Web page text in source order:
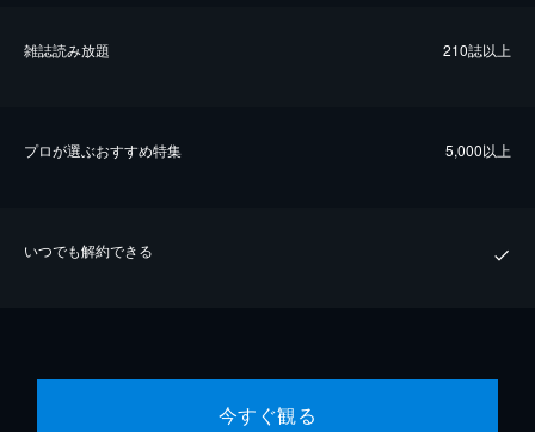
雑誌読み放題 210誌以上
プロが選ぶおすすめ特集 5,000以上
いつでも解約できる
今すぐ観る